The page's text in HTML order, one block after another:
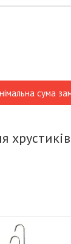
сума
хрустиків